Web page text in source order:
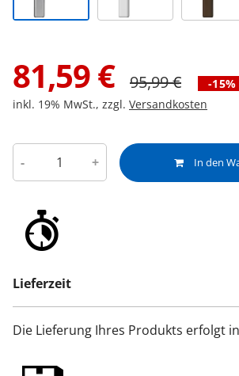
81,59€ 95,99€
-15%
inkl. 19% MwSt., zzgl. Versandkosten
- + In den
Lieferzeit
Die Lieferung Ihres Produkts erfolgt